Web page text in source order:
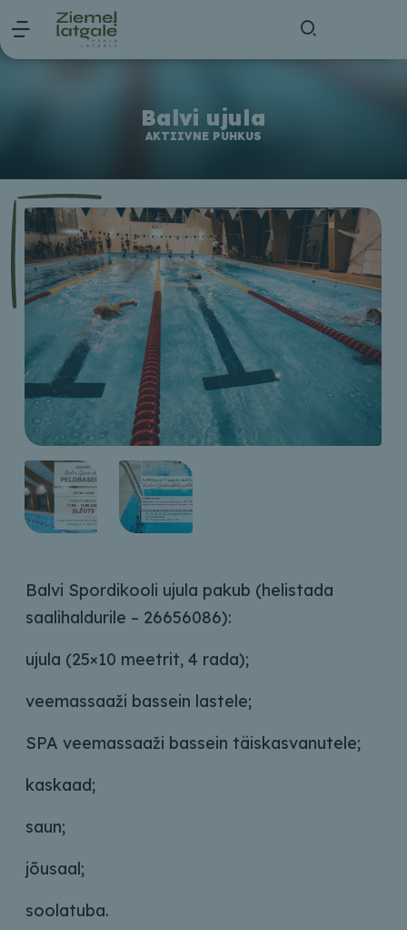
Balvi ujula
AKTIIVNE PUHKUS
Balvi Spordikooli ujula pakub (helistada
saalihaldurile – 26656086):
ujula (25×10 meetrit, 4 rada);
veemassaaži bassein lastele;
SPA veemassaaži bassein täiskasvanutele;
kaskaad;
saun;
jõusaal;
soolatuba.